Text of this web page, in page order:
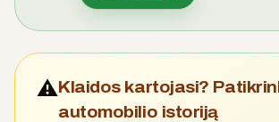
⚠️Klaidos kartojasi?
automobilio istoriją